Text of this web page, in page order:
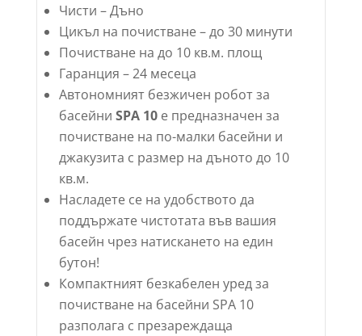
Чисти – Дъно
Цикъл на почистване – до 30 минути
Почистване на до 10 кв.м. площ
Гаранция – 24 месеца
Автономният безжичен робот за
басейни SPA 10е предназначен за
почистване на по-малки басейни и
джакузита с размер на дъното до 10
кв.м.
Насладете се на удобството да
поддържате чистотата във вашия
басейн чрез натискането на един
бутон!
Компактният безкабелен уред за
почистване на басейни SPA 10
разполага с презареждаща